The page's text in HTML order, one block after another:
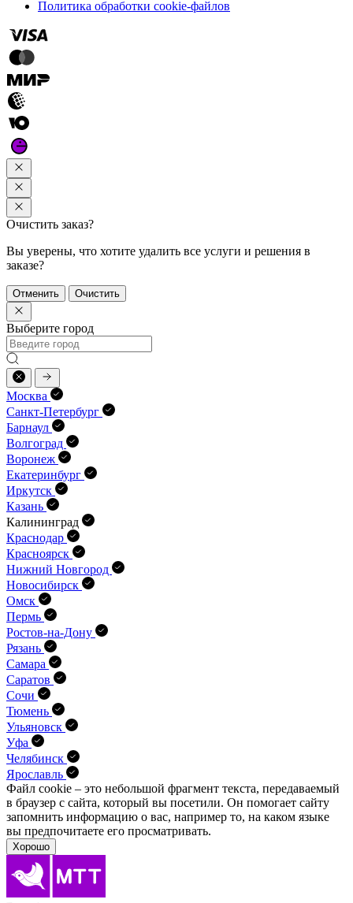
Политика обработки cookie-файлов
Очистить заказ?
Вы уверены, что хотите удалить все услуги и решения в
заказе?
Отменить Очистить
Выберите город
Москва
Санкт-Петербург
Барнаул
Волгоград
Воронеж
Екатеринбург
Иркутск
Казань
Калининград
Краснодар
Красноярск
Нижний Новгород
Новосибирск
Омск
Пермь
Ростов-на-Дону
Рязань
Самара
Саратов
Сочи
Тюмень
Ульяновск
Уфа
Челябинск
Ярославль
Файл cookie – это небольшой фрагмент текста, передава­емый
в браузер с сайта, который вы посетили. Он помо­гает сайту
запомнить информацию о вас, например то, на каком языке
вы предпочитаете его просматривать.
Хорошо